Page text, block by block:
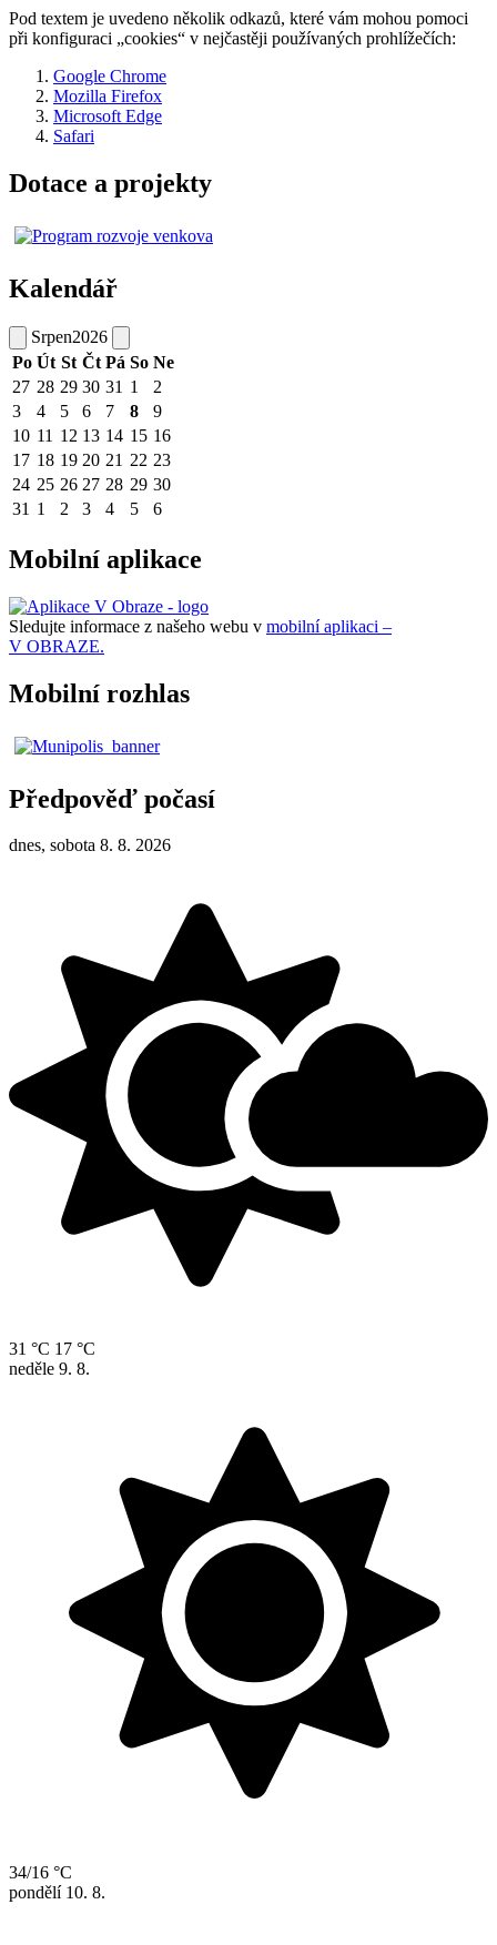
Pod textem je uvedeno několik odkazů, které vám mohou pomoci
při konfiguraci „cookies“ v nejčastěji používaných prohlížečích:
Google Chrome
Mozilla Firefox
Microsoft Edge
Safari
Dotace a projekty
Kalendář
Srpen2026
Po Út St Čt Pá So Ne
27 28 29 30 31 1
2
3
4 5 6 7 8
9
10 11 12 13 14 15 16
17 18 19 20 21 22 23
24 25 26 27 28 29 30
31 1 2 3 4 5 6
Mobilní aplikace
Sledujte informace z našeho webu v mobilní aplikaci –
V OBRAZE.
Mobilní rozhlas
Předpověď počasí
dnes, sobota 8. 8. 2026
31 °C 17 °C
neděle 9. 8.
34/16 °C
pondělí 10. 8.